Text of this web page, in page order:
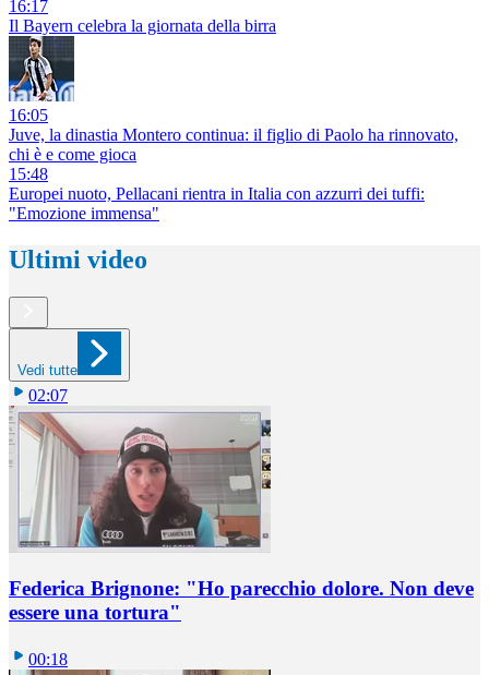
16:17
Il Bayern celebra la giornata della birra
16:05
Juve, la dinastia Montero continua: il figlio di Paolo ha rinnovato,
chi è e come gioca
15:48
Europei nuoto, Pellacani rientra in Italia con azzurri dei tuffi:
"Emozione immensa"
Ultimi video
Vedi tutte
02:07
Federica Brignone: "Ho parecchio dolore. Non deve
essere una tortura"
00:18